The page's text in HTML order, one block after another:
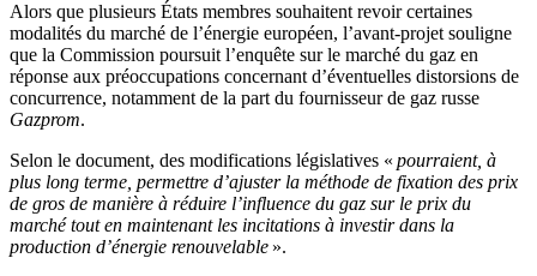
Alors que plusieurs États membres souhaitent revoir certaines
modalités du marché de l’énergie européen, l’avant-projet souligne
que la Commission poursuit l’enquête sur le marché du gaz en
réponse aux préoccupations concernant d’éventuelles distorsions de
concurrence, notamment de la part du fournisseur de gaz russe
Gazprom.
Selon le document, des modifications législatives « pourraient, à
plus long terme, permettre d’ajuster la méthode de fixation des prix
de gros de manière à réduire l’influence du gaz sur le prix du
marché tout en maintenant les incitations à investir dans la
production d’énergie renouvelable ».